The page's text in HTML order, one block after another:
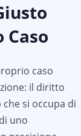
Caso
caso
il diritto
si occupa di
uno